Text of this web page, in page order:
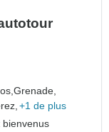
Grenade,
+1 de plus
bienvenus